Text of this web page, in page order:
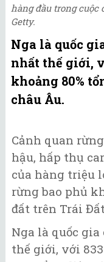
hàng đầu trong
Getty.
Nga là quốc
nhất thế giới,
khoảng 80%
châu Âu.
Cảnh quan
hậu, hấp thụ
của hàng triệu
rừng bao phủ
đất trên Trái
Nga là quốc
thế giới, với